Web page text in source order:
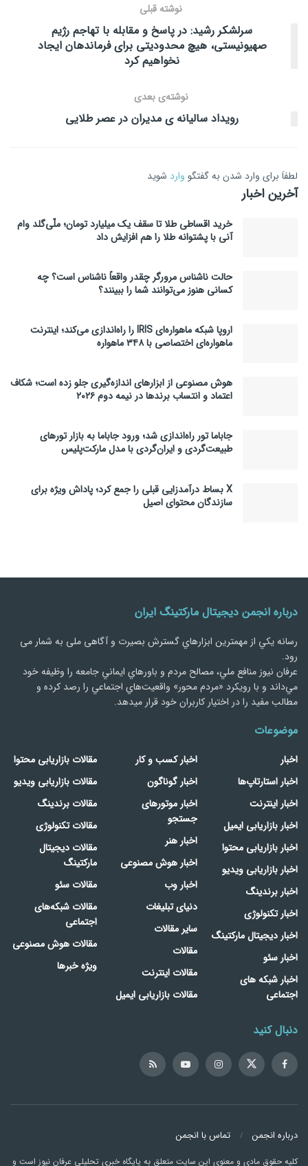
نوشته قبلی
سرلشکر رشید: در پاسخ و مقابله با تهاجم رژیم
صهیونیستی، هیچ محدودیتی برای فرماندهان ایجاد
نخواهیم کرد
نوشته‌ی بعدی
رویداد سالیانه ی مدیران در عصر طلایی
لطفاَ برای وارد شدن به گفتگو وارد شوید
آخرین اخبار
خرید اقساطی طلا تا سقف یک میلیارد تومان؛ ملّی‌گلد وام
آنی با پشتوانه طلا را هم افزایش داد
حالت ناشناس مرورگر چقدر واقعاً ناشناس است؟ چه
کسانی هنوز می‌توانند شما را ببینند؟
اروپا شبکه ماهواره‌ای IRIS را راه‌اندازی می‌کند؛ اینترنت
ماهواره‌ای اختصاصی با ۳۴۸ ماهواره
هوش مصنوعی از ابزارهای اندازه‌گیری جلو زده است؛ شکاف
اعتماد و انتساب برندها در نیمه دوم ۲۰۲۶
جاباما تور راه‌اندازی شد؛ ورود جاباما به بازار تورهای
طبیعت‌گردی و ایران‌گردی با مدل مارکت‌پلیس
X بساط درآمدزایی قبلی را جمع کرد؛ پاداش ویژه برای
سازندگان محتوای اصیل
درباره انجمن دیجیتال مارکتینگ ایران
رسانه يكي از مهمترین ابزارهاي گسترش بصیرت و آگاهی ملی به شمار می
رود.
عرفان نیوز منافع ملي، مصالح مردم و باورهاي ايماني جامعه را وظيفه خود
مي‌داند و با رويكرد «مردم‌ محور» واقعيت‌هاي اجتماعي را رصد کرده و
مطالب مفید را در اختیار کاربران خود قرار میدهد.
موضوعات
اخبار
اخبار استارتاپ‌ها
اخبار اینترنت
اخبار بازاریابی ایمیل
اخبار بازاریابی محتوا
اخبار بازاریابی ویدیو
اخبار برندینگ
اخبار تکنولوژی
اخبار دیجیتال مارکتینگ
اخبار سئو
اخبار شبکه های
اجتماعی
اخبار کسب و کار
اخبار گوناگون
اخبار موتورهای
جستجو
اخبار هنر
اخبار هوش مصنوعی
اخبار وب
دنیای تبلیغات
سایر مقالات
مقالات
مقالات اینترنت
مقالات بازاریابی ایمیل
مقالات بازاریابی محتوا
مقالات بازاریابی ویدیو
مقالات برندینگ
مقالات تکنولوژی
مقالات دیجیتال
مارکتینگ
مقالات سئو
مقالات شبکه‌های
اجتماعی
مقالات هوش مصنوعی
ویژه خبرها
دنبال کنید
درباره انجمن تماس با انجمن
کلیه حقوق مادی و معنوی این سایت متعلق به پایگاه خبری تحلیلی عرفان نیوز است و